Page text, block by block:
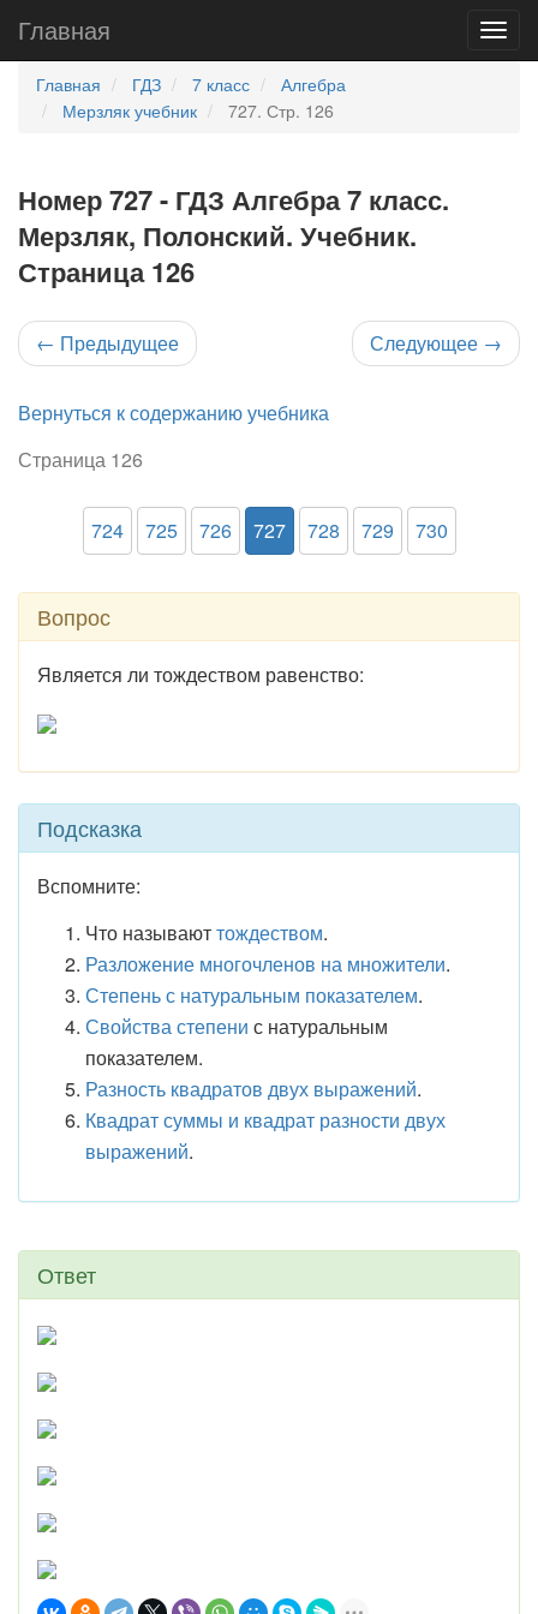
Главная
Главная ГДЗ 7 класс
Алгебра
Мерзляк учебник
727. Стр. 126
Номер 727 - ГДЗ Алгебра 7 класс.
Мерзляк, Полонский. Учебник.
Страница 126
← Предыдущее Следующее →
Вернуться к содержанию учебника
Страница 126
724 725 726 727 728 729 730
Вопрос
Является ли тождеством равенство:
Подсказка
Вспомните:
Что называюттождеством.
Разложение многочленов на множители.
Степень с натуральным показателем.
Свойства степени с натуральным
показателем.
Разность квадратов двух выражений.
Квадрат суммы и квадрат разности двух
выражений.
Ответ